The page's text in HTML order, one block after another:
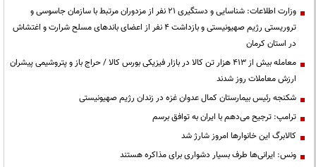
وزارت اطلاعات: شناسایی و دستگیری ۲۱ نفر از مزدوران مرتبط با سازمان جاسوسی و
تروریستی رژیم صهیونیستی و بازداشت ۴ نفر از اعضای باندهای مسلح شرارت و اغتشاش
در استان کرمان
معامله بیش از ۴۱۳ هزار تن کالا در بازار فیزیکی بورس کالا / حراج باز و پتروشیمی پیشران
ارزش معاملات روز شدند
شکنجه رئیس بیمارستان کمال عدوان غزه در زندان رژیم صهیونیستی
ترامپ: ترجیح می‌دهم با ایران به توافق برسم
کالابرگ این خانوارها امروز شارژ شد
ونس: ایرانی‌ها طرف بسیار دشواری برای مذاکره هستند